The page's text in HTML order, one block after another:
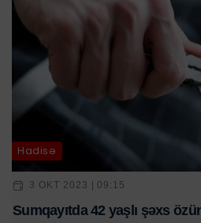
Hadisə
3 OKT 2023 | 09:15
Sumqayıtda 42 yaşlı şəxs